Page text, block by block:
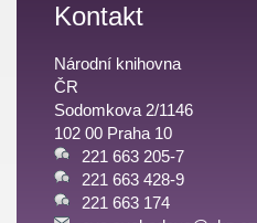
Kontakt
Národní knihovna
ČR
Sodomkova 2/1146
102 00 Praha 10
221 663 205-7
221 663 428-9
221 663 174